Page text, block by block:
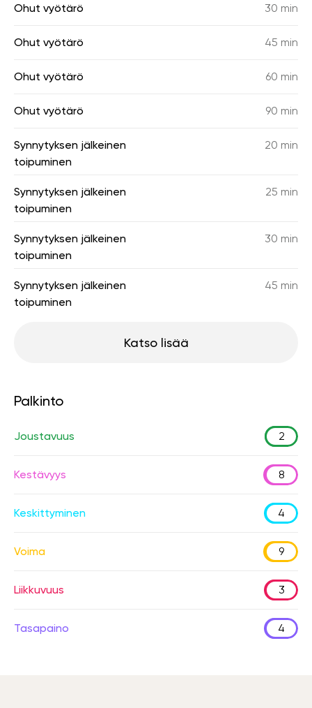
Ohut vyötärö 30 min
Ohut vyötärö 45 min
Ohut vyötärö 60 min
Ohut vyötärö 90 min
Synnytyksen jälkeinen
toipuminen
20 min
Synnytyksen jälkeinen
toipuminen
25 min
Synnytyksen jälkeinen
toipuminen
30 min
Synnytyksen jälkeinen
toipuminen
45 min
Katso lisää
Palkinto
Joustavuus 2
Kestävyys 8
Keskittyminen 4
Voima 9
Liikkuvuus 3
Tasapaino 4